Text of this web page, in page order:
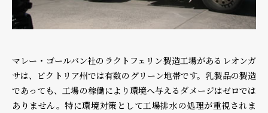
マレー・ゴールバン社のラクトフェリン製造工場があるレオンガ
サは、ビクトリア州では有数のグリーン地帯です。乳製品の製造
であっても、工場の稼働により環境へ与えるダメージはゼロでは
ありません。特に環境対策として工場排水の処理が重視されま